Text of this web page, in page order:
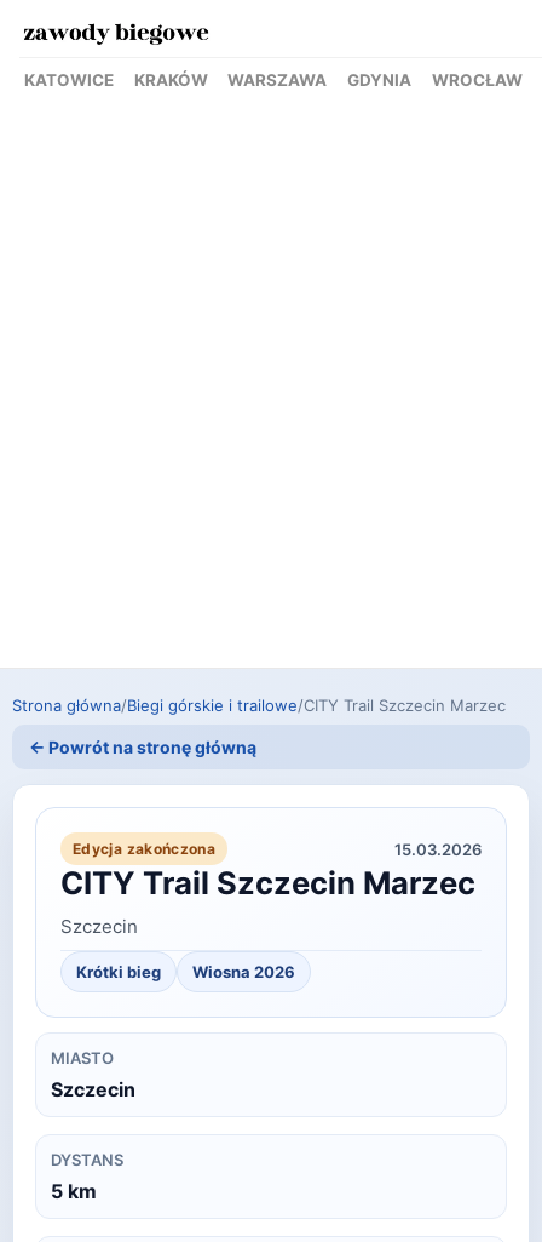
KATOWICE KRAKÓW WARSZAWA GDYNIA WROCŁAW
Strona główna/Biegi górskie i trailowe/CITY Trail Szczecin Marzec
← Powrót na stronę główną
Edycja zakończona 15.03.2026
CITY Trail Szczecin Marzec
Szczecin
Krótki bieg Wiosna 2026
MIASTO
Szczecin
DYSTANS
5 km